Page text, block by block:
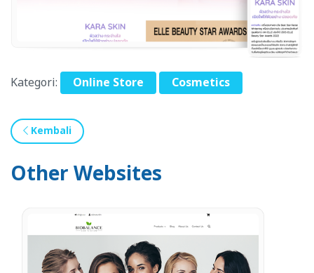
Kategori: Online Store Cosmetics
Kembali
Other Websites